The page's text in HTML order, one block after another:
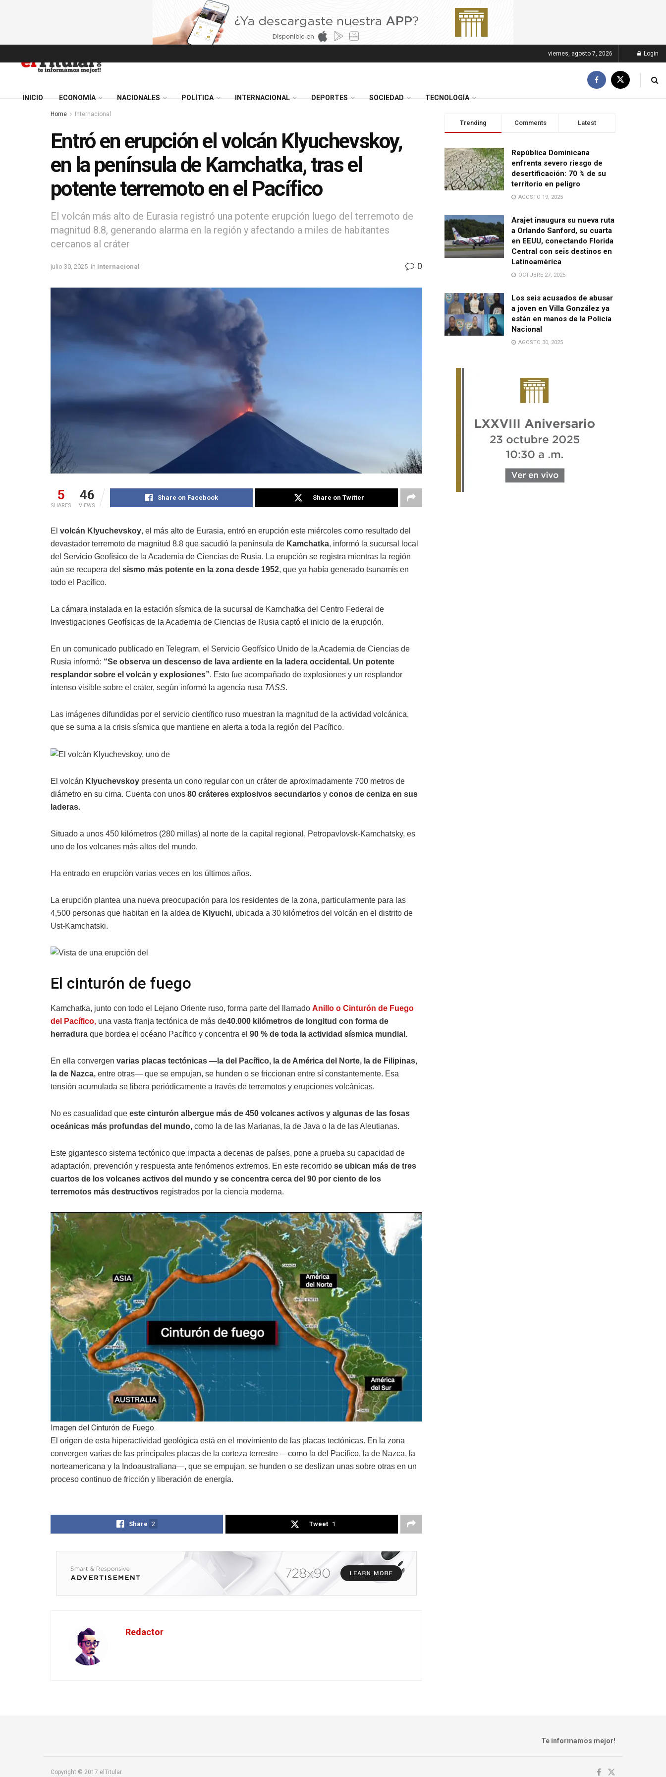
viernes, agosto 7, 2026 Login
INICIO ECONOMÍA NACIONALES POLÍTICA INTERNACIONAL DEPORTES SOCIEDAD TECNOLOGÍA
Home Internacional
Entró en erupción el volcán Klyuchevskoy,
en la península de Kamchatka, tras el
potente terremoto en el Pacífico
El volcán más alto de Eurasia registró una potente erupción luego del terremoto de
magnitud 8.8, generando alarma en la región y afectando a miles de habitantes
cercanos al cráter
julio 30, 2025 in Internacional 0
5
SHARES
46
VIEWS
Share on Facebook Share on Twitter
El volcán Klyuchevskoy, el más alto de Eurasia, entró en erupción este miércoles como resultado del
devastador terremoto de magnitud 8.8 que sacudió la península de Kamchatka, informó la sucursal local
del Servicio Geofísico de la Academia de Ciencias de Rusia. La erupción se registra mientras la región
aún se recupera del sismo más potente en la zona desde 1952, que ya había generado tsunamis en
todo el Pacífico.
La cámara instalada en la estación sísmica de la sucursal de Kamchatka del Centro Federal de
Investigaciones Geofísicas de la Academia de Ciencias de Rusia captó el inicio de la erupción.
En un comunicado publicado en Telegram, el Servicio Geofísico Unido de la Academia de Ciencias de
Rusia informó: “Se observa un descenso de lava ardiente en la ladera occidental. Un potente
resplandor sobre el volcán y explosiones”. Esto fue acompañado de explosiones y un resplandor
intenso visible sobre el cráter, según informó la agencia rusa TASS.
Las imágenes difundidas por el servicio científico ruso muestran la magnitud de la actividad volcánica,
que se suma a la crisis sísmica que mantiene en alerta a toda la región del Pacífico.
El volcán Klyuchevskoy presenta un cono regular con un cráter de aproximadamente 700 metros de
diámetro en su cima. Cuenta con unos 80 cráteres explosivos secundarios y conos de ceniza en sus
laderas.
Situado a unos 450 kilómetros (280 millas) al norte de la capital regional, Petropavlovsk-Kamchatsky, es
uno de los volcanes más altos del mundo.
Ha entrado en erupción varias veces en los últimos años.
La erupción plantea una nueva preocupación para los residentes de la zona, particularmente para las
4,500 personas que habitan en la aldea de Klyuchi, ubicada a 30 kilómetros del volcán en el distrito de
Ust-Kamchatski.
El cinturón de fuego
Kamchatka, junto con todo el Lejano Oriente ruso, forma parte del llamado Anillo o Cinturón de Fuego
del Pacífico, una vasta franja tectónica de más de40.000 kilómetros de longitud con forma de
herradura que bordea el océano Pacífico y concentra el 90 % de toda la actividad sísmica mundial.
En ella convergen varias placas tectónicas —la del Pacífico, la de América del Norte, la de Filipinas,
la de Nazca, entre otras— que se empujan, se hunden o se friccionan entre sí constantemente. Esa
tensión acumulada se libera periódicamente a través de terremotos y erupciones volcánicas.
No es casualidad que este cinturón albergue más de 450 volcanes activos y algunas de las fosas
oceánicas más profundas del mundo, como la de las Marianas, la de Java o la de las Aleutianas.
Este gigantesco sistema tectónico que impacta a decenas de países, pone a prueba su capacidad de
adaptación, prevención y respuesta ante fenómenos extremos. En este recorrido se ubican más de tres
cuartos de los volcanes activos del mundo y se concentra cerca del 90 por ciento de los
terremotos más destructivos registrados por la ciencia moderna.
Imagen del Cinturón de Fuego.
El origen de esta hiperactividad geológica está en el movimiento de las placas tectónicas. En la zona
convergen varias de las principales placas de la corteza terrestre —como la del Pacífico, la de Nazca, la
norteamericana y la Indoaustraliana—, que se empujan, se hunden o se deslizan unas sobre otras en un
proceso continuo de fricción y liberación de energía.
Share 2 Tweet 1
Redactor
Trending Comments Latest
República Dominicana
enfrenta severo riesgo de
desertificación: 70 % de su
territorio en peligro
AGOSTO 19, 2025
Arajet inaugura su nueva ruta
a Orlando Sanford, su cuarta
en EEUU, conectando Florida
Central con seis destinos en
Latinoamérica
OCTUBRE 27, 2025
Los seis acusados de abusar
a joven en Villa González ya
están en manos de la Policía
Nacional
AGOSTO 30, 2025
Te informamos mejor!
Copyright © 2017 elTitular.